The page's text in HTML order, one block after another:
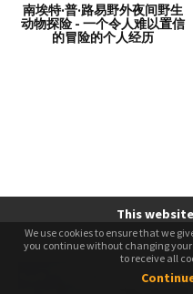
南埃特·普·路易野外夜间野生
动物探险 - 一个令人难以置信
的冒险的个人经历
We use cookies to ensure that we
you continue without changing
to receive all
This
We use cookies to ensure that we
you continue without changing
to receive all